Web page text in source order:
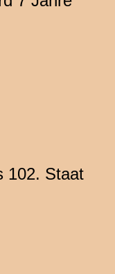
102. Staat